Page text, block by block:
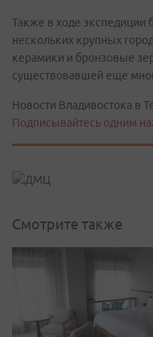
Также в ходе экспедиции
нескольких крупных
керамики и бронзовые
существовавшей еще
Новости Владивостока в
Подписывайтесь одним
Смотрите также